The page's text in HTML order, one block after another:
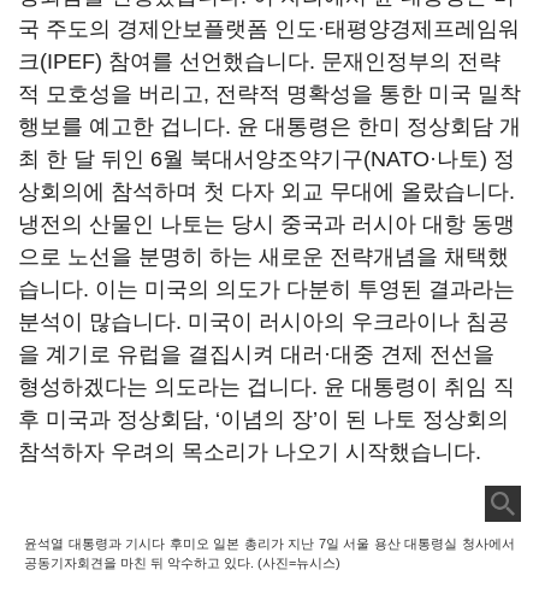
국 주도의 경제안보플랫폼 인도·태평양경제프레임워
크(IPEF) 참여를 선언했습니다. 문재인정부의 전략
적 모호성을 버리고, 전략적 명확성을 통한 미국 밀착
행보를 예고한 겁니다. 윤 대통령은 한미 정상회담 개
최 한 달 뒤인 6월 북대서양조약기구(NATO·나토) 정
상회의에 참석하며 첫 다자 외교 무대에 올랐습니다.
냉전의 산물인 나토는 당시 중국과 러시아 대항 동맹
으로 노선을 분명히 하는 새로운 전략개념을 채택했
습니다. 이는 미국의 의도가 다분히 투영된 결과라는
분석이 많습니다. 미국이 러시아의 우크라이나 침공
을 계기로 유럽을 결집시켜 대러·대중 견제 전선을
형성하겠다는 의도라는 겁니다. 윤 대통령이 취임 직
후 미국과 정상회담, ‘이념의 장’이 된 나토 정상회의
참석하자 우려의 목소리가 나오기 시작했습니다.
윤석열 대통령과 기시다 후미오 일본 총리가 지난 7일 서울 용산 대통령실 청사에서
공동기자회견을 마친 뒤 악수하고 있다. (사진=뉴시스)